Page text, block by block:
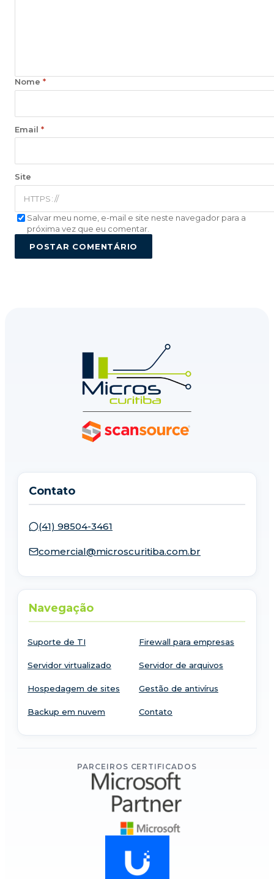
Nome *
Email *
Site
Salvar meu nome, e-mail e site neste navegador para a
próxima vez que eu comentar.
POSTAR COMENTÁRIO
Contato
(41) 98504-3461
comercial@microscuritiba.com.br
Navegação
Suporte de TI Firewall para empresas
Servidor virtualizado Servidor de arquivos
Hospedagem de sites Gestão de antivírus
Backup em nuvem Contato
PARCEIROS CERTIFICADOS